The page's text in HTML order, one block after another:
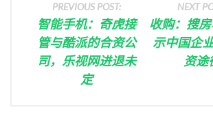
PREVIOUS POST:
智能手机：奇虎接
管与酷派的合资公
司，乐视网进退未
定
NEXT
收购：搜
示中国企
资途